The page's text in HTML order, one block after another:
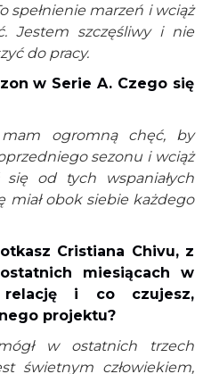
spełnienie marzeń i wciąż
Jestem szczęśliwy i nie
do pracy.
w Serie A. Czego się
ogromną chęć, by
sezonu i wciąż
od tych wspaniałych
miał obok siebie każdego
Cristiana Chivu, z
miesiącach w
relację i co czujesz,
projektu?
w ostatnich trzech
świetnym człowiekiem,